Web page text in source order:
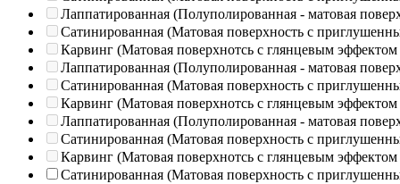
Лаппатированная (Полуполированная - матовая
Сатинированная (Матовая поверхность с
Карвинг (Матовая поверхнотсь с глянцевым эффектом
Лаппатированная (Полуполированная - матовая
Сатинированная (Матовая поверхность с
Карвинг (Матовая поверхнотсь с глянцевым эффектом
Лаппатированная (Полуполированная - матовая
Сатинированная (Матовая поверхность с
Карвинг (Матовая поверхнотсь с глянцевым эффектом
Сатинированная (Матовая поверхность с